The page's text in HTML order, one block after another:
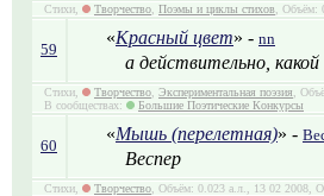
Стихи, Творчество Поэмы и циклы стихов , Объём:
59
«Красный цвет» - nn
а действительно, какой
Стихи, Творчество Экспериментальная поэзия ,
В сообществах:
Большие Поэтические Конкурсы
60
«Мышь (перелетная)» -
Веспер
Стихи, Творчество , Объём: 0.023 а.л., 13 02 2008,